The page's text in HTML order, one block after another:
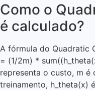
Como o
é calculado?
A fórmula do Quadratic
= (1/2m) *
representa o custo, m é
treinamento, h_theta(x)